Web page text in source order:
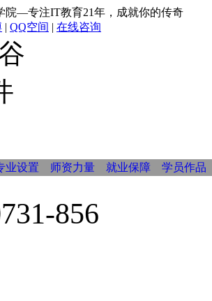
院—专注IT教育21年，成就你的传奇
| QQ空间 | 在线咨询
业设置 师资力量 就业保障 学员作品
856